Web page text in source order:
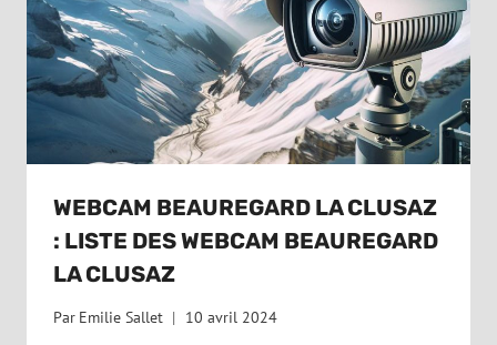
WEBCAM BEAUREGARD LA CLUSAZ
: LISTE DES WEBCAM BEAUREGARD
LA CLUSAZ
Par Emilie Sallet 10 avril 2024